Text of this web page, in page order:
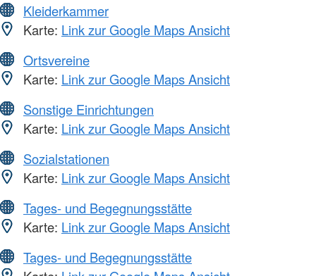
Kleiderkammer
Karte: Link zur Google Maps Ansicht
Ortsvereine
Karte: Link zur Google Maps Ansicht
Sonstige Einrichtungen
Karte: Link zur Google Maps Ansicht
Sozialstationen
Karte: Link zur Google Maps Ansicht
Tages- und Begegnungsstätte
Karte: Link zur Google Maps Ansicht
Tages- und Begegnungsstätte